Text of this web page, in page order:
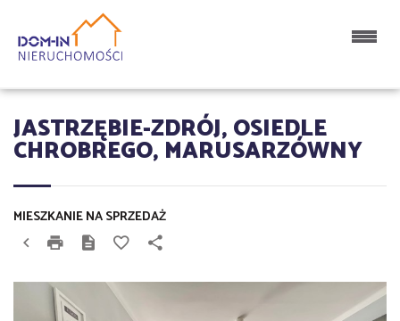
JASTRZĘBIE-ZDRÓJ, OSIEDLE
CHROBREGO, MARUSARZÓWNY
MIESZKANIE NA SPRZEDAŻ